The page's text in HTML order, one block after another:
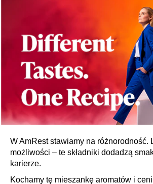
W AmRest stawiamy na różnorodność.
możliwości – te składniki dodadzą
karierze.
Kochamy tę mieszankę aromatów i